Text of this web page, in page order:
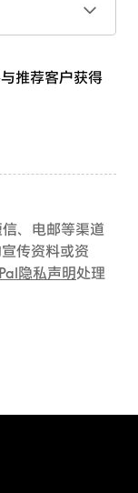
推荐客户获得
、电邮等渠道
传资料或资
隐私声明处理